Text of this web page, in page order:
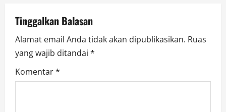
o
n
Tinggalkan Balasan
Alamat email Anda tidak akan dipublikasikan. Ruas
yang wajib ditandai *
Komentar*